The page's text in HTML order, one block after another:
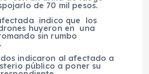
de 70 mil pesos.
indico que los
huyeron en una
sin rumbo
indicaron al afectado a
público a poner su